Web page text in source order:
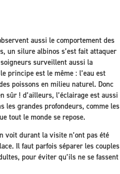
aussi le comportement des
un silure albinos s’est fait attaquer
surveillent aussi la
principe est le même : l’eau est
poissons en milieu naturel. Donc
sûr ! d’ailleurs, l’éclairage est aussi
les grandes profondeurs, comme les
tout le monde se repose.
voit durant la visite n’ont pas été
Il faut parfois séparer les couples
pour éviter qu’ils ne se fassent